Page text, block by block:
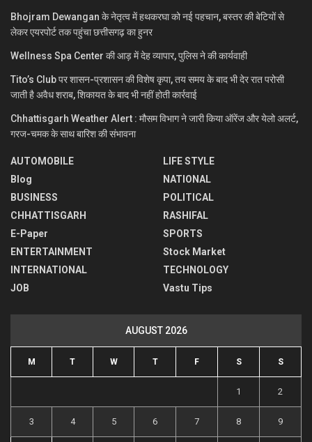
Bhojram Dewangan के नेतृत्व में हथकरघा को नई पहचान, बस्तर की बेटियों से
लेकर एयरपोर्ट तक पहुंचा छत्तीसगढ़ का हुनर
Wellness Spa Center की आड़ में देह व्यापार, पुलिस ने की कार्यवाही
Tito’s Club पर शासन-प्रशासन की विशेष कृपा, तय समय के बाद भी देर रात परोसी
जाती है अवैध शराब, शिकायत के बाद भी नहीं होती कार्रवाई
Chhattisgarh Weather Alert : मौसम विभाग ने जारी किया ऑरेंज और येलो अलर्ट,
गरज-चमक के साथ बारिश की संभावना
AUTOMOBILE
Blog
BUSINESS
CHHATTISGARH
E-Paper
ENTERTAINMENT
INTERNATIONAL
JOB
LIFE STYLE
NATIONAL
POLITICAL
RASHIFAL
SPORTS
Stock Market
TECHNOLOGY
Vastu Tips
AUGUST 2026
M T W T F S S
1 2
3 4 5 6 7 8 9